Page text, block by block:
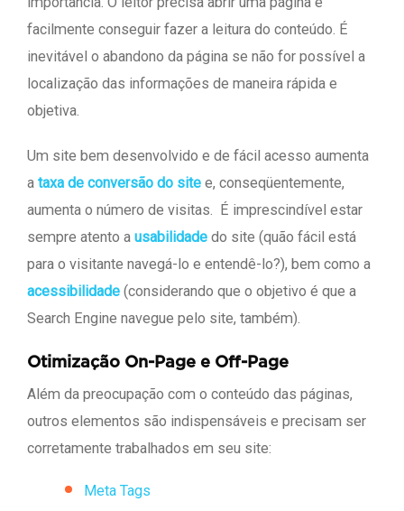
facilmente conseguir fazer a leitura do conteúdo. É
inevitável o abandono da página se não for possível a
localização das informações de maneira rápida e
objetiva.
Um site bem desenvolvido e de fácil acesso aumenta
a taxa de conversão do site e, conseqüentemente,
aumenta o número de visitas. É imprescindível estar
sempre atento a usabilidade do site (quão fácil está
para o visitante navegá-lo e entendê-lo?), bem como a
acessibilidade (considerando que o objetivo é que a
Search Engine navegue pelo site, também).
Otimização On-Page e Off-Page
Além da preocupação com o conteúdo das páginas,
outros elementos são indispensáveis e precisam ser
corretamente trabalhados em seu site:
Meta Tags